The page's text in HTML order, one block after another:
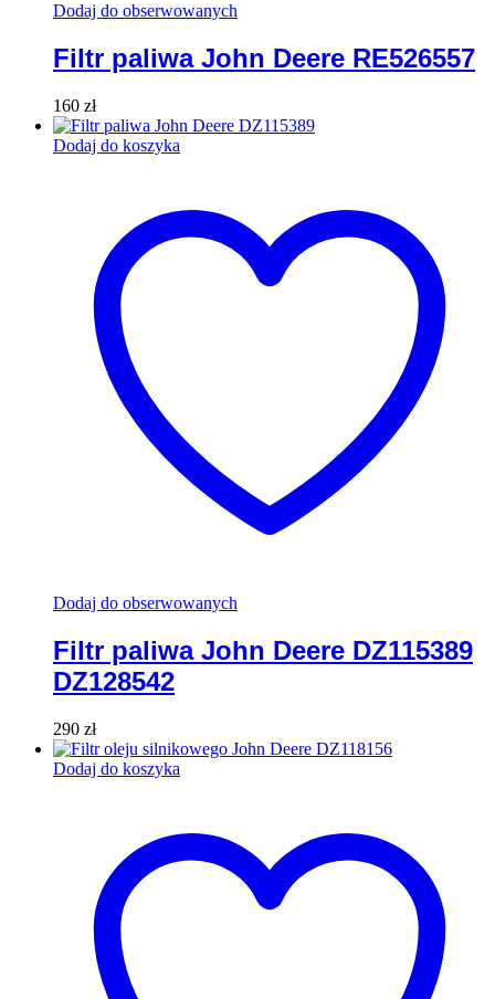
Dodaj do obserwowanych
Filtr paliwa John Deere RE526557
160 zł
Dodaj do koszyka
Dodaj do obserwowanych
Filtr paliwa John Deere DZ115389
DZ128542
290 zł
Dodaj do koszyka